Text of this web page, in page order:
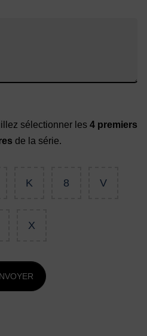
sélectionner les 4 premiers
de la série.
K 8 V
X